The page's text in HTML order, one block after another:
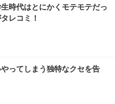
時代はとにかくモテモテだっ
レコミ！
ってしまう独特なクセを告